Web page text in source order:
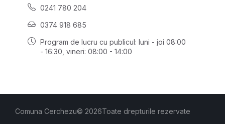
0241 780 204
0374 918 685
Program de lucru cu publicul: luni - joi 08:00
- 16:30 , vineri: 08:00 - 14:00
Comuna Cerchezu© 2026Toate drepturile rezervate